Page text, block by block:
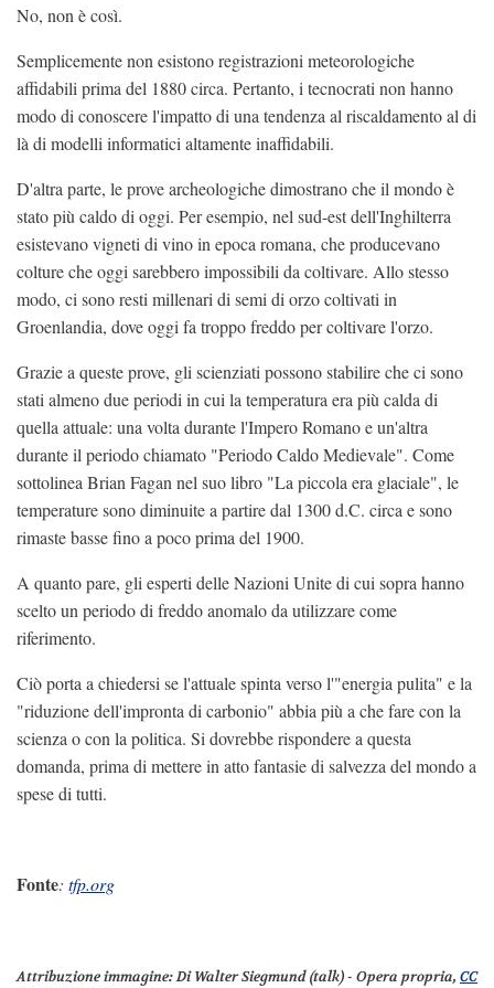
No, non è così.
Semplicemente non esistono registrazioni meteorologiche
affidabili prima del 1880 circa. Pertanto, i tecnocrati non hanno
modo di conoscere l'impatto di una tendenza al riscaldamento al di
là di modelli informatici altamente inaffidabili.
D'altra parte, le prove archeologiche dimostrano che il mondo è
stato più caldo di oggi. Per esempio, nel sud-est dell'Inghilterra
esistevano vigneti di vino in epoca romana, che producevano
colture che oggi sarebbero impossibili da coltivare. Allo stesso
modo, ci sono resti millenari di semi di orzo coltivati in
Groenlandia, dove oggi fa troppo freddo per coltivare l'orzo.
Grazie a queste prove, gli scienziati possono stabilire che ci sono
stati almeno due periodi in cui la temperatura era più calda di
quella attuale: una volta durante l'Impero Romano e un'altra
durante il periodo chiamato "Periodo Caldo Medievale". Come
sottolinea Brian Fagan nel suo libro "La piccola era glaciale", le
temperature sono diminuite a partire dal 1300 d.C. circa e sono
rimaste basse fino a poco prima del 1900.
A quanto pare, gli esperti delle Nazioni Unite di cui sopra hanno
scelto un periodo di freddo anomalo da utilizzare come
riferimento.
Ciò porta a chiedersi se l'attuale spinta verso l'"energia pulita" e la
"riduzione dell'impronta di carbonio" abbia più a che fare con la
scienza o con la politica. Si dovrebbe rispondere a questa
domanda, prima di mettere in atto fantasie di salvezza del mondo a
spese di tutti.
Fonte: tfp.org
Attribuzione immagine:Di Walter Siegmund (talk) - Opera propria, CC